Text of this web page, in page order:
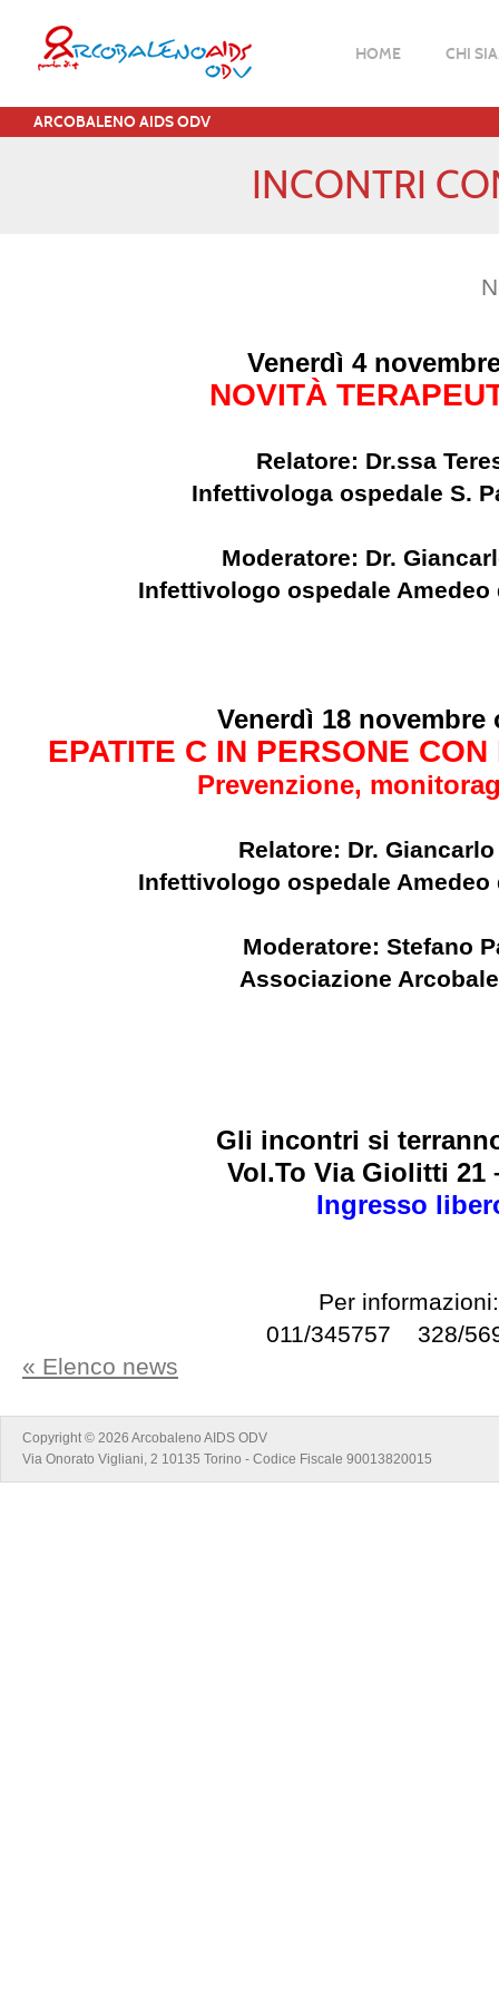
HOME CHI
ARCOBALENO AIDS ODV
INCONTRI
Venerdì 4 novembre
NOVITÀ
Relatore: Dr.ssa
Infettivologa ospedale S.
Moderatore: Dr.
Infettivologo ospedale Amedeo
Venerdì 18 novembre
EPATITE C IN PERSONE
Prevenzione,
Relatore: Dr.
Infettivologo ospedale Amedeo
Moderatore: Stefano
Associazione
Gli incontri si
Vol.To Via Giolitti 21
Ingresso
Per
011/345757 328/
« Elenco news
Copyright © 2026 Arcobaleno AIDS ODV
Via Onorato Vigliani, 2 10135 Torino - Codice Fiscale 90013820015